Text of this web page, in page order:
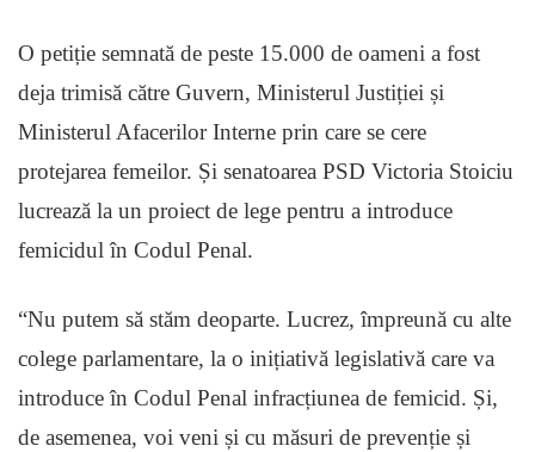
O petiție semnată de peste 15.000 de oameni a fost
deja trimisă către Guvern, Ministerul Justiției și
Ministerul Afacerilor Interne prin care se cere
protejarea femeilor. Și senatoarea PSD Victoria Stoiciu
lucrează la un proiect de lege pentru a introduce
femicidul în Codul Penal.
“Nu putem să stăm deoparte. Lucrez, împreună cu alte
colege parlamentare, la o inițiativă legislativă care va
introduce în Codul Penal infracțiunea de femicid. Și,
de asemenea, voi veni și cu măsuri de prevenție și